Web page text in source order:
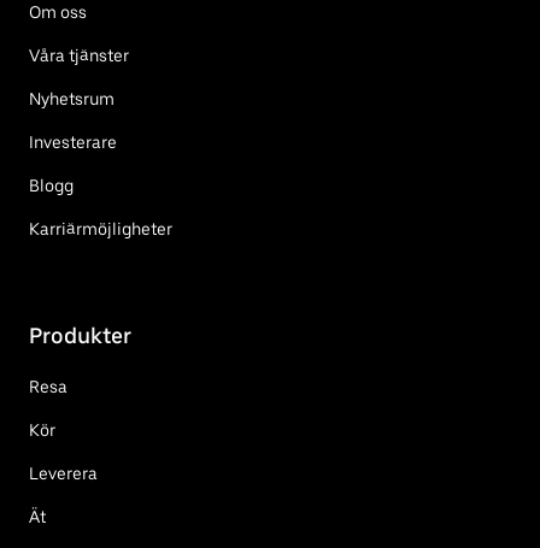
Om oss
Våra tjänster
Nyhetsrum
Investerare
Blogg
Karriärmöjligheter
Produkter
Resa
Kör
Leverera
Ät